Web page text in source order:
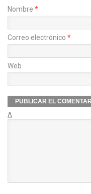
Nombre *
Correo electrónico *
Web
Δ